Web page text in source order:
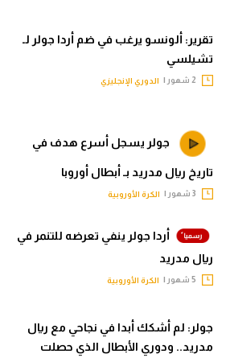
تقرير: ألونسو يرغب في ضم أردا جولر لـ
تشيلسي
الدوري الإنجليزي
جولر يسجل أسرع هدف في
تاريخ ريال مدريد بـ أبطال أوروبا
الكرة الأوروبية
أردا جولر ينفي تعرضه للتنمر في
ريال مدريد
الكرة الأوروبية
جولر: لم أشكك أبدا في نجاحي مع ريال
مدريد.. ودوري الأبطال الذي حصلت